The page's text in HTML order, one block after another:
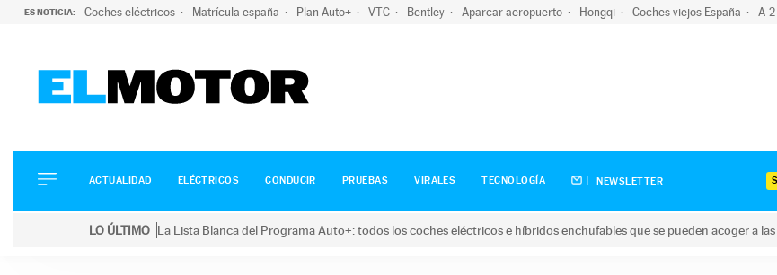
ES NOTICIA: Coches eléctricos Matrícula españa Plan Auto+ VTC Bentley Aparcar aeropuerto Hongqi Coches viejos España A-2
ELÉCTRICOS
CONDUCIR
ACTUALIDAD ELÉCTRICOS CONDUCIR PRUEBAS VIRALES TECNOLOGÍA NEWSLETTER
LO ÚLTIMO La Lista Blanca del Programa Auto+: todos los coches eléctricos e híbridos enchufables que se pueden acoger a